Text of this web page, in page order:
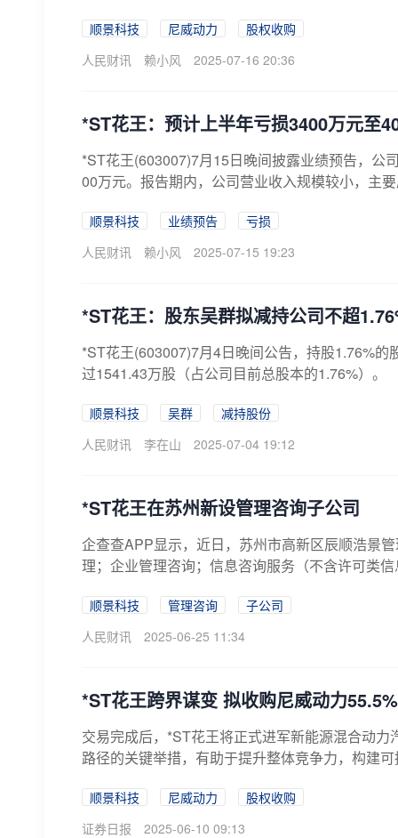
顺景科技 尼威动力
股权收购
人民财讯
赖小风 2025-07-16 20:36
*ST花王：预计上半年亏损3400万元至
*ST花王(603007)7月15日晚间披露业绩预告，公
00万元。报告期内，公司营业收入规模较小，主
顺景科技 业绩预告
亏损
人民财讯
赖小风 2025-07-15 19:23
*ST花王：股东吴群拟减持公司不超
*ST花王(603007)7月4日晚间公告，持股1.76%
过1541.43万股（占公司目前总股本的1.76%）。
顺景科技 吴群
减持股份
人民财讯
李在山 2025-07-04 19:12
*ST花王在苏州新设管理咨询子公司
企查查APP显示，近日，苏州市高新区辰顺浩景
理；企业管理咨询；信息咨询服务（不含许可类
顺景科技 管理咨询
子公司
人民财讯
2025-06-25 11:34
*ST花王跨界谋变 拟收购尼威动力
交易完成后，*ST花王将正式进军新能源混合动
路径的关键举措，有助于提升整体竞争力，构建
顺景科技 尼威动力
股权收购
证券日报
2025-06-10 09:13